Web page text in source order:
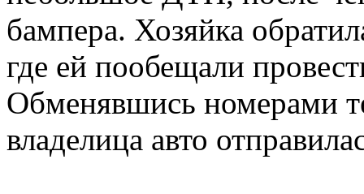
бампера. Хозяйка
где ей пообещали
Обменявшись номерами
владелица авто